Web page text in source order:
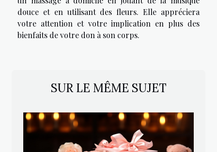
douce et en utilisant des fleurs. Elle appréciera
votre attention et votre implication en plus des
bienfaits de votre don à son corps.
SUR LE MÊME SUJET